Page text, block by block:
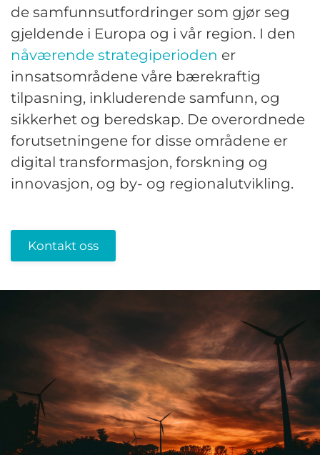
de samfunnsutfordringer som gjør seg
gjeldende i Europa og i vår region. I den
nåværende strategiperioden er
innsatsområdene våre bærekraftig
tilpasning, inkluderende samfunn, og
sikkerhet og beredskap. De overordnede
forutsetningene for disse områdene er
digital transformasjon, forskning og
innovasjon, og by- og regionalutvikling.
Kontakt oss